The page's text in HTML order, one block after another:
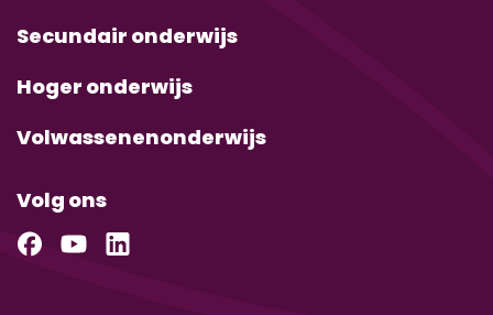
Secundair onderwijs
Hoger onderwijs
Volwassenenonderwijs
Volg ons